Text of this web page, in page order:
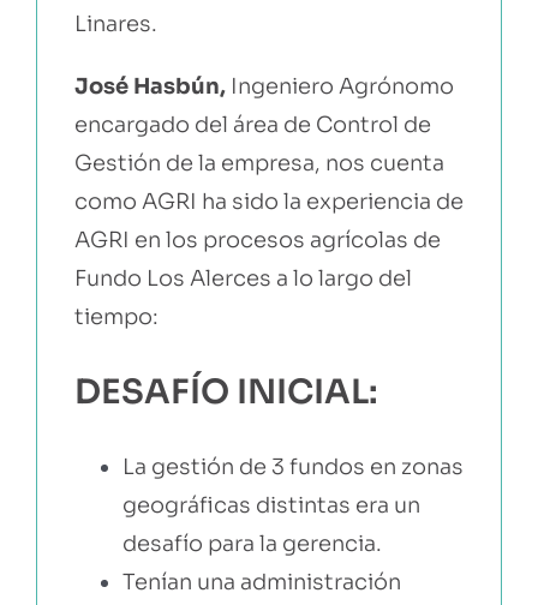
Linares.
José Hasbún, Ingeniero Agrónomo
encargado del área de Control de
Gestión de la empresa, nos cuenta
como AGRI ha sido la experiencia de
AGRI en los procesos agrícolas de
Fundo Los Alerces a lo largo del
tiempo:
DESAFÍO INICIAL:
La gestión de 3 fundos en zonas
geográficas distintas era un
desafío para la gerencia.
Tenían una administración